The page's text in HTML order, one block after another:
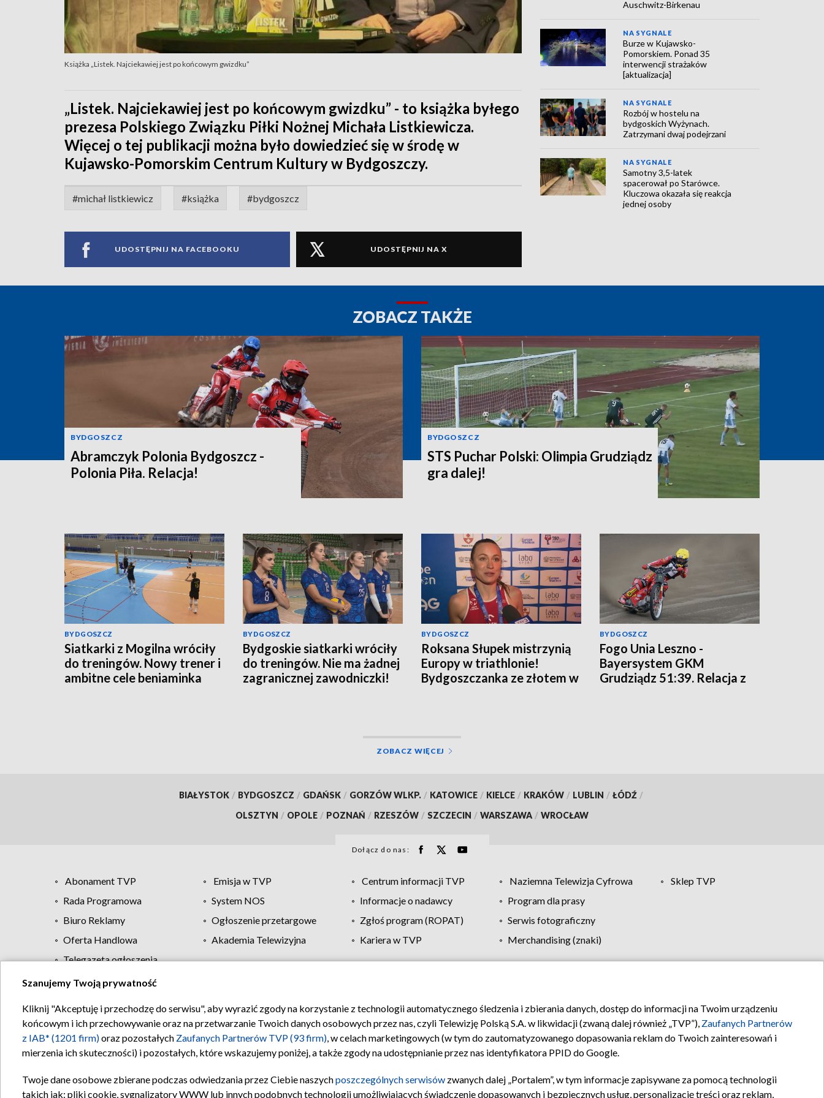
Książka „Listek. Najciekawiej jest po końcowym gwizdku”
„Listek. Najciekawiej jest po końcowym gwizdku” - to książka byłego
prezesa Polskiego Związku Piłki Nożnej Michała Listkiewicza.
Więcej o tej publikacji można było dowiedzieć się w środę w
Kujawsko-Pomorskim Centrum Kultury w Bydgoszczy.
#michał listkiewicz #książka #bydgoszcz
UDOSTĘPNIJ NA FACEBOOKU UDOSTĘPNIJ NA X
Auschwitz-Birkenau
NA SYGNALE
Burze w Kujawsko-
Pomorskiem. Ponad 35
interwencji strażaków
[aktualizacja]
NA SYGNALE
Rozbój w hostelu na
bydgoskich Wyżynach.
Zatrzymani dwaj podejrzani
NA SYGNALE
Samotny 3,5-latek
spacerował po Starówce.
Kluczowa okazała się reakcja
jednej osoby
ZOBACZ TAKŻE
BYDGOSZCZ
Abramczyk Polonia Bydgoszcz -
Polonia Piła. Relacja!
BYDGOSZCZ
STS Puchar Polski: Olimpia Grudziądz
gra dalej!
BYDGOSZCZ
Siatkarki z Mogilna wróciły
do treningów. Nowy trener i
ambitne cele beniaminka
BYDGOSZCZ
Bydgoskie siatkarki wróciły
do treningów. Nie ma żadnej
zagranicznej zawodniczki!
BYDGOSZCZ
Roksana Słupek mistrzynią
Europy w triathlonie!
Bydgoszczanka ze złotem w
BYDGOSZCZ
Fogo Unia Leszno -
Bayersystem GKM
Grudziądz 51:39. Relacja z
ZOBACZ WIĘCEJ
BIAŁYSTOK / BYDGOSZCZ / GDAŃSK / GORZÓW WLKP. / KATOWICE / KIELCE / KRAKÓW / LUBLIN / ŁÓDŹ /
OLSZTYN / OPOLE / POZNAŃ / RZESZÓW / SZCZECIN / WARSZAWA / WROCŁAW
Dołącz do nas:
Abonament TVP Emisja w TVP Centrum informacji TVP Naziemna Telewizja Cyfrowa
Sklep TVP
Rada Programowa
System NOS Informacje o nadawcy
Program dla prasy
Biuro Reklamy
Ogłoszenie przetargowe Zgłoś program (ROPAT)
Serwis fotograficzny
Oferta Handlowa
Akademia Telewizyjna Kariera w TVP
Merchandising (znaki)
Telegazeta ogłoszenia
Regulamin TVP Polityka prywatności Moje zgody Pomoc Biuro reklamy Kontakt
Szanujemy Twoją prywatność
Kliknij "Akceptuję i przechodzę do serwisu", aby wyrazić zgody na korzystanie z technologii automatycznego śledzenia i zbierania danych, dostęp do informacji na Twoim urządzeniu
końcowym i ich przechowywanie oraz na przetwarzanie Twoich danych osobowych przez nas, czyli Telewizję Polską S.A. w likwidacji (zwaną dalej również „TVP”), Zaufanych Partnerów
z IAB* (1201 firm)oraz pozostałych Zaufanych Partnerów TVP (93 firm), w celach marketingowych (w tym do zautomatyzowanego dopasowania reklam do Twoich zainteresowań i
mierzenia ich skuteczności) i pozostałych, które wskazujemy poniżej, a także zgody na udostępnianie przez nas identyfikatora PPID do Google.
Twoje dane osobowe zbierane podczas odwiedzania przez Ciebie naszychposzczególnych serwisów zwanych dalej „Portalem”, w tym informacje zapisywane za pomocą technologii
takich jak: pliki cookie, sygnalizatory WWW lub innych podobnych technologii umożliwiających świadczenie dopasowanych i bezpiecznych usług, personalizację treści oraz reklam,